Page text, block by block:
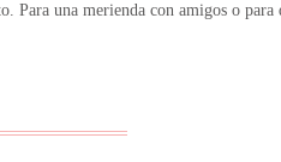
una merienda con amigos o